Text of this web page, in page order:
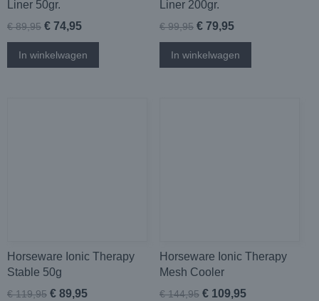
Liner 50gr.
€ 89,95 € 74,95
In winkelwagen
Liner 200gr.
€ 99,95 € 79,95
In winkelwagen
Horseware Ionic Therapy
Stable 50g
€ 119,95 € 89,95
Horseware Ionic Therapy
Mesh Cooler
€ 144,95 € 109,95